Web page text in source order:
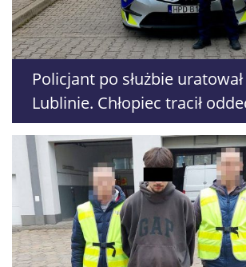
Policjant po służbie
Lublinie. Chłopiec tracił